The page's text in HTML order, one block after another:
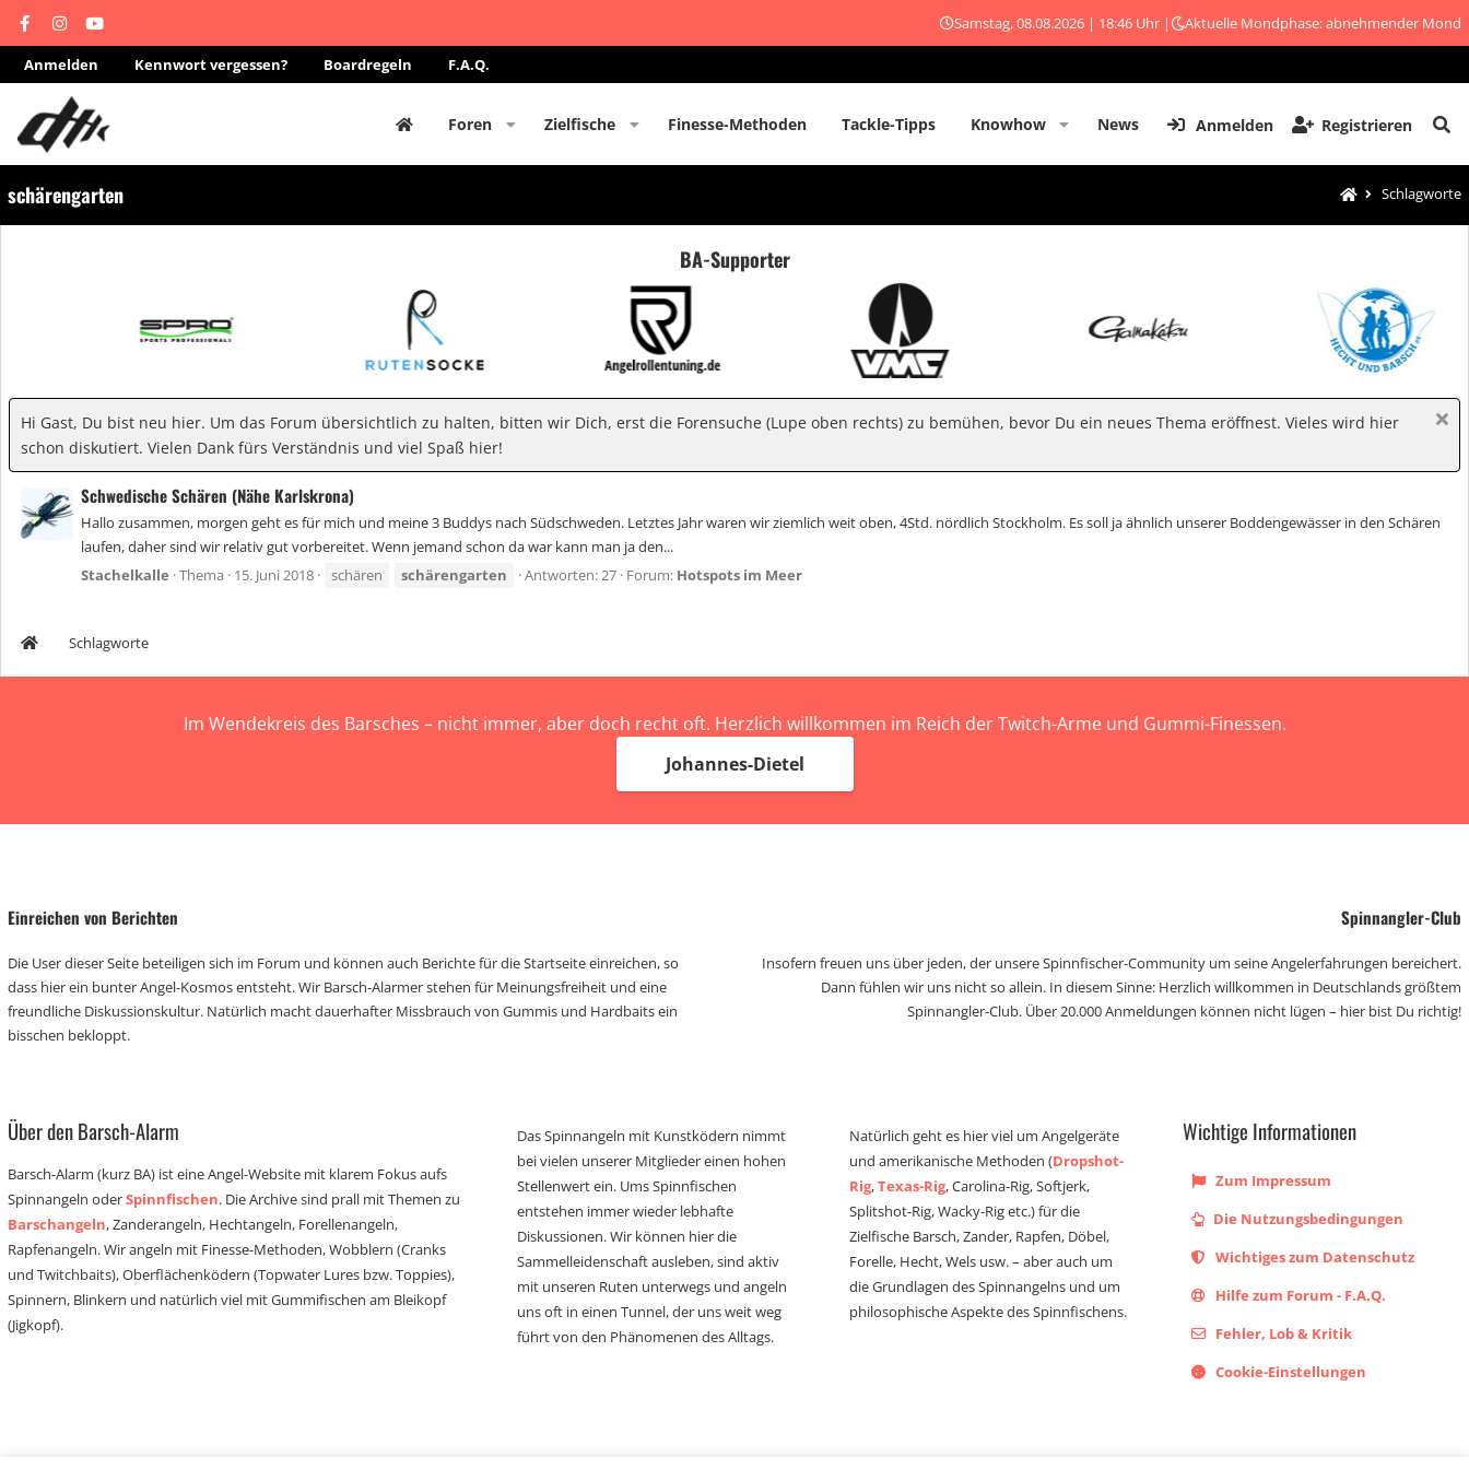
Samstag, 08.08.2026 | 18:46 Uhr | Aktuelle Mondphase: abnehmender Mond
Anmelden Kennwort vergessen? Boardregeln F.A.Q.
Foren Zielfische Finesse-Methoden Tackle-Tipps Knowhow News Anmelden Registrieren
schärengarten Schlagworte
BA-Supporter
Hi Gast, Du bist neu hier. Um das Forum übersichtlich zu halten, bitten wir Dich, erst die Forensuche (Lupe oben rechts) zu bemühen, bevor Du ein neues Thema eröffnest. Vieles wird hier
schon diskutiert. Vielen Dank fürs Verständnis und viel Spaß hier!
Schwedische Schären (Nähe Karlskrona)
Hallo zusammen, morgen geht es für mich und meine 3 Buddys nach Südschweden. Letztes Jahr waren wir ziemlich weit oben, 4Std. nördlich Stockholm. Es soll ja ähnlich unserer Boddengewässer in den Schären
laufen, daher sind wir relativ gut vorbereitet. Wenn jemand schon da war kann man ja den...
Stachelkalle Thema 15. Juni 2018 schären schärengarten Antworten: 27 Forum: Hotspots im Meer
Schlagworte
Im Wendekreis des Barsches – nicht immer, aber doch recht oft. Herzlich willkommen im Reich der Twitch-Arme und Gummi-Finessen.
Johannes-Dietel
Einreichen von Berichten
Die User dieser Seite beteiligen sich im Forum und können auch Berichte für die Startseite einreichen, so
dass hier ein bunter Angel-Kosmos entsteht. Wir Barsch-Alarmer stehen für Meinungsfreiheit und eine
freundliche Diskussionskultur. Natürlich macht dauerhafter Missbrauch von Gummis und Hardbaits ein
bisschen bekloppt.
Spinnangler-Club
Insofern freuen uns über jeden, der unsere Spinnfischer-Community um seine Angelerfahrungen bereichert.
Dann fühlen wir uns nicht so allein. In diesem Sinne: Herzlich willkommen in Deutschlands größtem
Spinnangler-Club. Über 20.000 Anmeldungen können nicht lügen – hier bist Du richtig!
Über den Barsch-Alarm
Barsch-Alarm (kurz BA) ist eine Angel-Website mit klarem Fokus aufs
Spinnangeln oderSpinnfischen. Die Archive sind prall mit Themen zu
Barschangeln, Zanderangeln, Hechtangeln, Forellenangeln,
Rapfenangeln. Wir angeln mit Finesse-Methoden, Wobblern (Cranks
und Twitchbaits), Oberflächenködern (Topwater Lures bzw. Toppies),
Spinnern, Blinkern und natürlich viel mit Gummifischen am Bleikopf
(Jigkopf).
Das Spinnangeln mit Kunstködern nimmt
bei vielen unserer Mitglieder einen hohen
Stellenwert ein. Ums Spinnfischen
entstehen immer wieder lebhafte
Diskussionen. Wir können hier die
Sammelleidenschaft ausleben, sind aktiv
mit unseren Ruten unterwegs und angeln
uns oft in einen Tunnel, der uns weit weg
führt von den Phänomenen des Alltags.
Natürlich geht es hier viel um Angelgeräte
und amerikanische Methoden (Dropshot-
Rig,Texas-Rig, Carolina-Rig, Softjerk,
Splitshot-Rig, Wacky-Rig etc.) für die
Zielfische Barsch, Zander, Rapfen, Döbel,
Forelle, Hecht, Wels usw. – aber auch um
die Grundlagen des Spinnangelns und um
philosophische Aspekte des Spinnfischens.
Wichtige Informationen
Zum Impressum
Die Nutzungsbedingungen
Wichtiges zum Datenschutz
Hilfe zum Forum - F.A.Q.
Fehler, Lob & Kritik
Cookie-Einstellungen